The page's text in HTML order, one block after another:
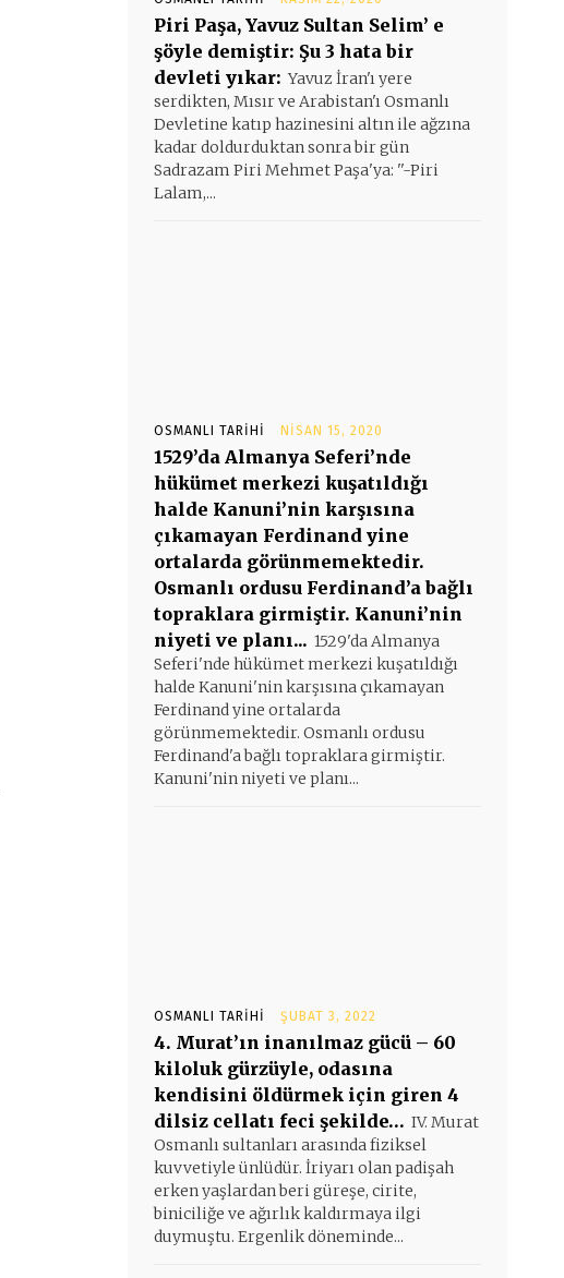
Piri Paşa, Yavuz Sultan Selim’ e
şöyle demiştir: Şu 3 hata bir
devleti yıkar: Yavuz İran'ı yere
serdikten, Mısır ve Arabistan'ı Osmanlı
Devletine katıp hazinesini altın ile ağzına
kadar doldurduktan sonra bir gün
Sadrazam Piri Mehmet Paşa'ya: ''-Piri
Lalam,...
OSMANLI TARIHI NISAN 15, 2020
1529’da Almanya Seferi’nde
hükümet merkezi kuşatıldığı
halde Kanuni’nin karşısına
çıkamayan Ferdinand yine
ortalarda görünmemektedir.
Osmanlı ordusu Ferdinand’a bağlı
topraklara girmiştir. Kanuni’nin
niyeti ve planı... 1529'da Almanya
Seferi'nde hükümet merkezi kuşatıldığı
halde Kanuni'nin karşısına çıkamayan
Ferdinand yine ortalarda
görünmemektedir. Osmanlı ordusu
Ferdinand'a bağlı topraklara girmiştir.
Kanuni'nin niyeti ve planı...
OSMANLI TARIHI ŞUBAT 3, 2022
4. Murat’ın inanılmaz gücü – 60
kiloluk gürzüyle, odasına
kendisini öldürmek için giren 4
dilsiz cellatı feci şekilde… IV. Murat
Osmanlı sultanları arasında fiziksel
kuvvetiyle ünlüdür. İriyarı olan padişah
erken yaşlardan beri güreşe, cirite,
biniciliğe ve ağırlık kaldırmaya ilgi
duymuştu. Ergenlik döneminde...